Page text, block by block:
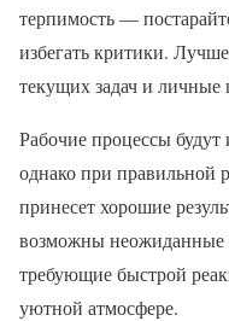
терпимость —
избегать критики.
текущих задач и личные
Рабочие процессы
однако при правильной
принесет хорошие
возможны неожиданные
требующие быстрой
уютной атмосфере.